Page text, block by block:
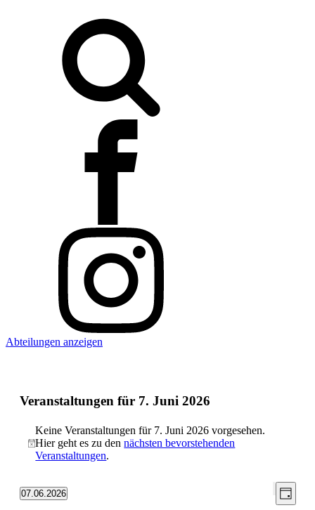
Abteilungen anzeigen
Veranstaltungen für 7. Juni 2026
Hinweis
Keine Veranstaltungen für 7. Juni 2026 vorgesehen.
Hier geht es zu dennächsten bevorstehenden
Veranstaltungen.
Filter
Tag
07.06.2026